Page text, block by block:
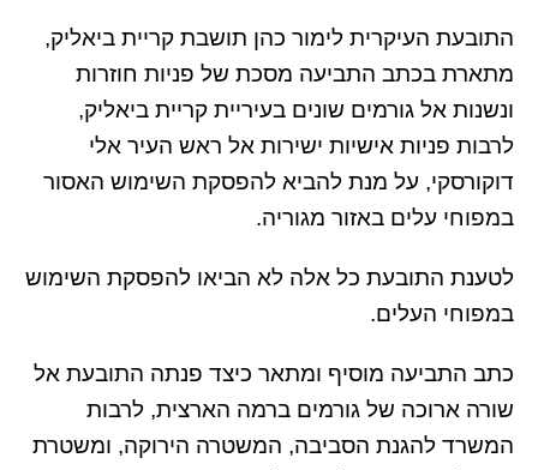
התובעת העיקרית לימור כהן תושבת קריית ביאליק,
מתארת בכתב התביעה מסכת של פניות חוזרות
ונשנות אל גורמים שונים בעיריית קריית ביאליק,
לרבות פניות אישיות ישירות אל ראש העיר אלי
דוקורסקי, על מנת להביא להפסקת השימוש האסור
במפוחי עלים באזור מגוריה.
לטענת התובעת כל אלה לא הביאו להפסקת השימוש
במפוחי העלים.
כתב התביעה מוסיף ומתאר כיצד פנתה התובעת אל
שורה ארוכה של גורמים ברמה הארצית, לרבות
המשרד להגנת הסביבה, המשטרה הירוקה, ומשטרת